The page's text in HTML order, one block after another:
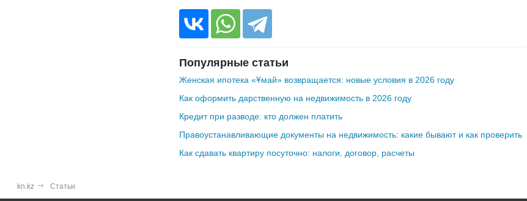
Популярные статьи
Женская ипотека «Ұмай» возвращается: новые условия в 2026 году
Как оформить дарственную на недвижимость в 2026 году
Кредит при разводе: кто должен платить
Правоустанавливающие документы на недвижимость: какие бывают и как проверить
Как сдавать квартиру посуточно: налоги, договор, расчеты
kn.kz Статьи